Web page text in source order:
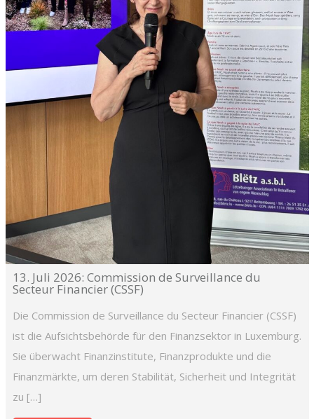
13. Juli 2026: Commission de Surveillance du
Secteur Financier (CSSF)
Die Commission de Surveillance du Secteur Financier (CSSF)
ist die Aufsichtsbehörde für den Finanzsektor in Luxemburg.
Sie überwacht Finanzinstitute, Finanzprodukte und die
Finanzmärkte, um deren Stabilität, Sicherheit und Integrität
zu […]